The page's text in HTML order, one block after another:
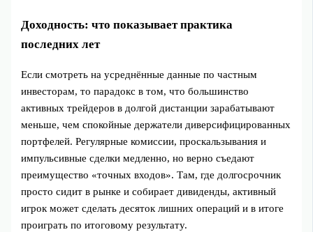
Доходность: что показывает практика
последних лет
Если смотреть на усреднённые данные по частным
инвесторам, то парадокс в том, что большинство
активных трейдеров в долгой дистанции зарабатывают
меньше, чем спокойные держатели диверсифицированных
портфелей. Регулярные комиссии, проскальзывания и
импульсивные сделки медленно, но верно съедают
преимущество «точных входов». Там, где долгосрочник
просто сидит в рынке и собирает дивиденды, активный
игрок может сделать десяток лишних операций и в итоге
проиграть по итоговому результату.